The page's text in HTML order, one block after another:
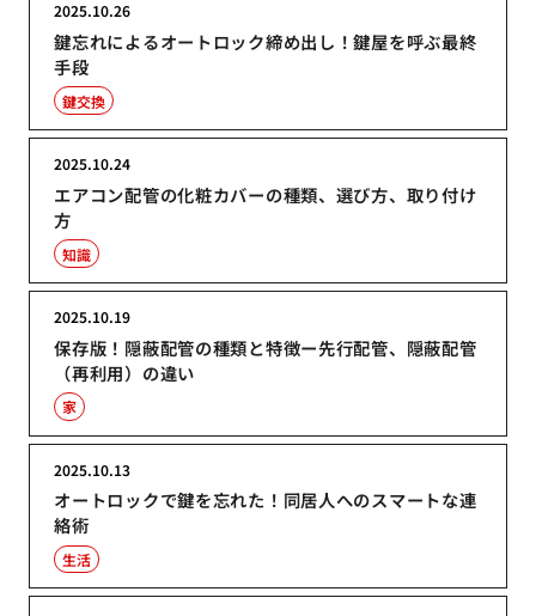
鍵忘れによるオートロック締め出し！鍵屋を呼ぶ最終
手段
2025.10.26
鍵交換
エアコン配管の化粧カバーの種類、選び方、取り付け
方
2025.10.24
知識
保存版！隠蔽配管の種類と特徴ー先行配管、隠蔽配管
（再利用）の違い
2025.10.19
家
オートロックで鍵を忘れた！同居人へのスマートな連
絡術
2025.10.13
生活